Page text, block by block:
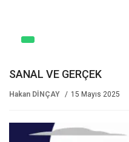
SANAL VE GERÇEK
Hakan DİNÇAY 15 Mayıs 2025